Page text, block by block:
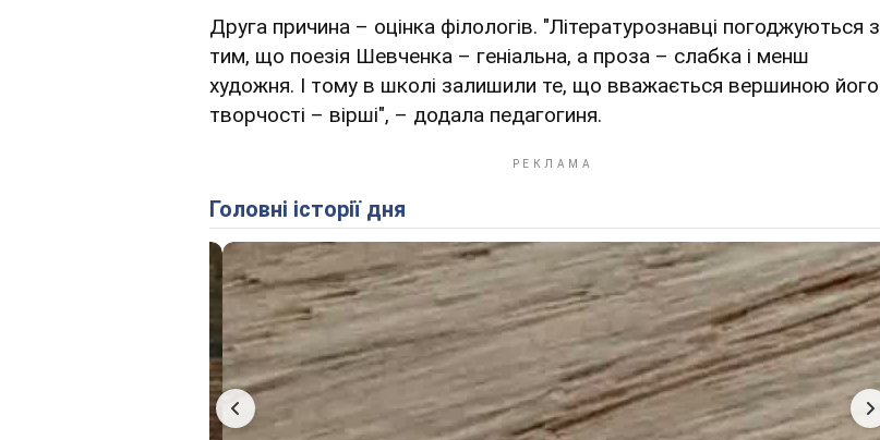
Друга причина – оцінка філологів. "Літературознавці погоджуються з
тим, що поезія Шевченка – геніальна, а проза – слабка і менш
художня. І тому в школі залишили те, що вважається вершиною його
творчості – вірші", – додала педагогиня.
Головні історії дня